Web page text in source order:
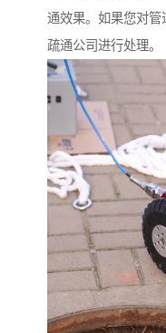
通效果。如果您对
疏通公司进行处理。